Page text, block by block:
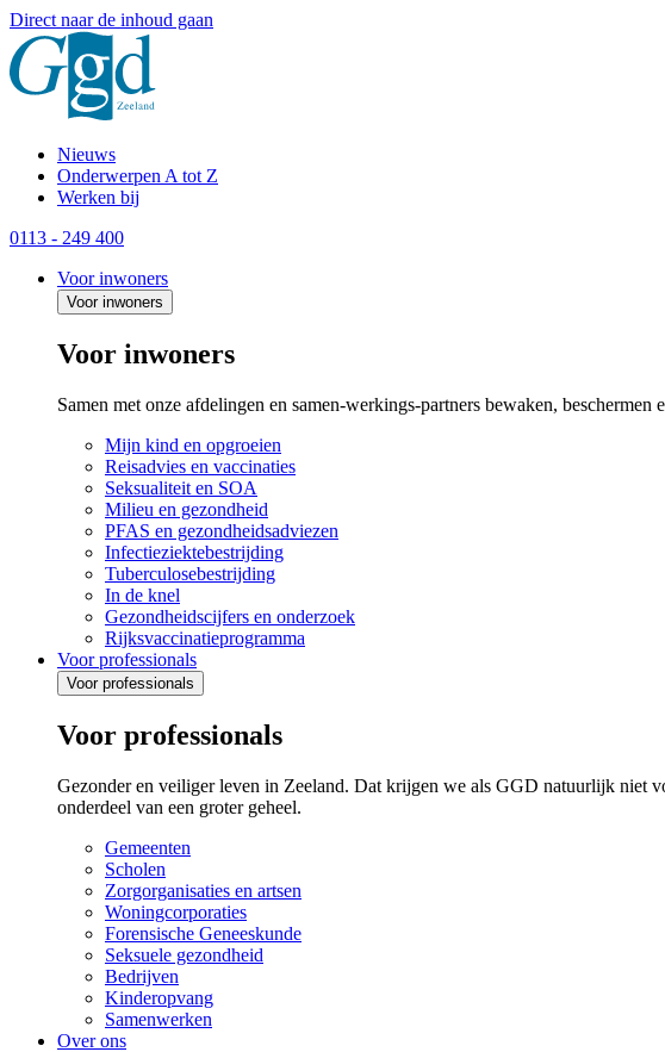
Direct naar de inhoud gaan
Nieuws
Onderwerpen A tot Z
Werken bij
0113 - 249 400
Voor inwoners
Voor inwoners
Voor inwoners
Samen met onze afdelingen en samen-werkings-partners bewaken,
Mijn kind en opgroeien
Reisadvies en vaccinaties
Seksualiteit en SOA
Milieu en gezondheid
PFAS en gezondheidsadviezen
Infectieziektebestrijding
Tuberculosebestrijding
In de knel
Gezondheidscijfers en onderzoek
Rijksvaccinatieprogramma
Voor professionals
Voor professionals
Voor professionals
Gezonder en veiliger leven in Zeeland. Dat krijgen we als GGD natuurlijk niet
onderdeel van een groter geheel.
Gemeenten
Scholen
Zorgorganisaties en artsen
Woningcorporaties
Forensische Geneeskunde
Seksuele gezondheid
Bedrijven
Kinderopvang
Samenwerken
Over ons